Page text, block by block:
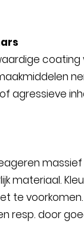
coating
agressieve
materiaal.
te
resp. door